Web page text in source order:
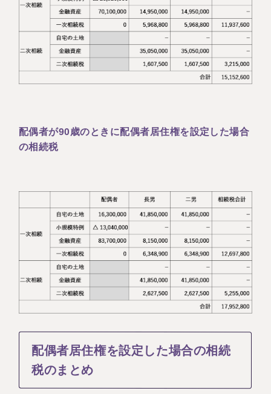
配偶者が90歳のときに配偶者居住権を設定した場合
の相続税
配偶者居住権を設定した場合の相続
税のまとめ